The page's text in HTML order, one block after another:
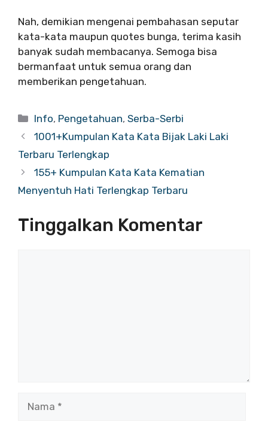
Nah, demikian mengenai pembahasan seputar
kata-kata maupun quotes bunga, terima kasih
banyak sudah membacanya. Semoga bisa
bermanfaat untuk semua orang dan
memberikan pengetahuan.
Info, Pengetahuan,Serba-Serbi
1001+Kumpulan Kata Kata Bijak Laki Laki
Terbaru Terlengkap
155+ Kumpulan Kata Kata Kematian
Menyentuh Hati Terlengkap Terbaru
Tinggalkan Komentar